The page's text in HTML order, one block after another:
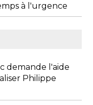
à l'urgence
demande l'aide
Philippe